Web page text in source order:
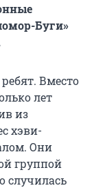
Буги»
Вместо
лет
из
хэви-
Они
группой
случилась